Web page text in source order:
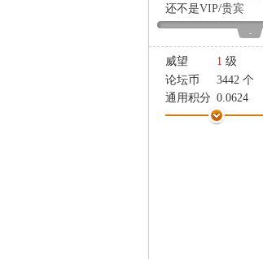
还不是VIP/贵宾
-
威望 1 级
论坛币
3442 个
通用积分 0.0624
学术水平
3 点